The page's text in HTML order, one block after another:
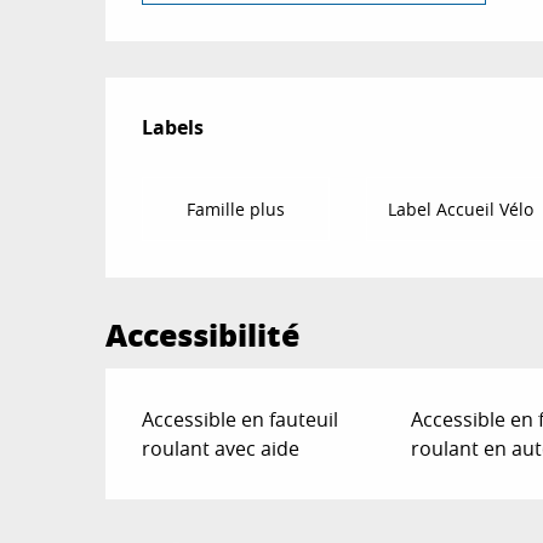
Offres de
Labels
Labels
Famille plus Label Accueil Vélo
Accessibilité
Accessible en fauteuil
roulant avec aide
Accessible en
roulant en